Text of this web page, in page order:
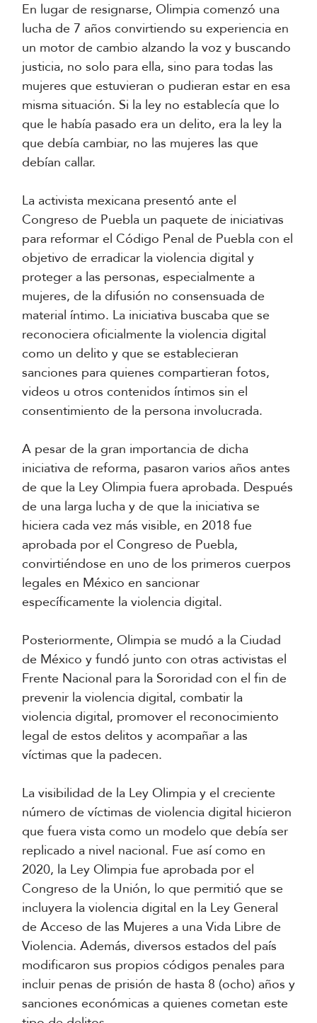
En lugar de resignarse, Olimpia comenzó una
lucha de 7 años convirtiendo su experiencia en
un motor de cambio alzando la voz y buscando
justicia, no solo para ella, sino para todas las
mujeres que estuvieran o pudieran estar en esa
misma situación. Si la ley no establecía que lo
que le había pasado era un delito, era la ley la
que debía cambiar, no las mujeres las que
debían callar.
La activista mexicana presentó ante el
Congreso de Puebla un paquete de iniciativas
para reformar el Código Penal de Puebla con el
objetivo de erradicar la violencia digital y
proteger a las personas, especialmente a
mujeres, de la difusión no consensuada de
material íntimo. La iniciativa buscaba que se
reconociera oficialmente la violencia digital
como un delito y que se establecieran
sanciones para quienes compartieran fotos,
videos u otros contenidos íntimos sin el
consentimiento de la persona involucrada.
A pesar de la gran importancia de dicha
iniciativa de reforma, pasaron varios años antes
de que la Ley Olimpia fuera aprobada. Después
de una larga lucha y de que la iniciativa se
hiciera cada vez más visible, en 2018 fue
aprobada por el Congreso de Puebla,
convirtiéndose en uno de los primeros cuerpos
legales en México en sancionar
específicamente la violencia digital.
Posteriormente, Olimpia se mudó a la Ciudad
de México y fundó junto con otras activistas el
Frente Nacional para la Sororidad con el fin de
prevenir la violencia digital, combatir la
violencia digital, promover el reconocimiento
legal de estos delitos y acompañar a las
víctimas que la padecen.
La visibilidad de la Ley Olimpia y el creciente
número de víctimas de violencia digital hicieron
que fuera vista como un modelo que debía ser
replicado a nivel nacional. Fue así como en
2020, la Ley Olimpia fue aprobada por el
Congreso de la Unión, lo que permitió que se
incluyera la violencia digital en la Ley General
de Acceso de las Mujeres a una Vida Libre de
Violencia. Además, diversos estados del país
modificaron sus propios códigos penales para
incluir penas de prisión de hasta 8 (ocho) años y
sanciones económicas a quienes cometan este